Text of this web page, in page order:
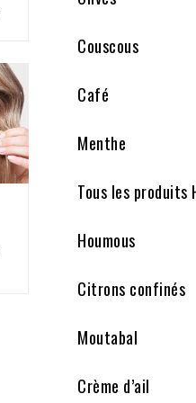
Couscous
Café
Menthe
Tous les produits
Houmous
Citrons confinés
Moutabal
Crème d’ail